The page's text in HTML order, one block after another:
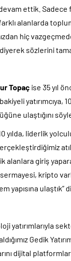
ettik. Sadece
alanlarda
hiç
sözlerini
Topaç ise 35 yıl
yatırımcıya,
ulaştığını
10 yılda, liderlik
giriş
kripto
ulaştık”
yatırımlarıyla
Gedik
dijital